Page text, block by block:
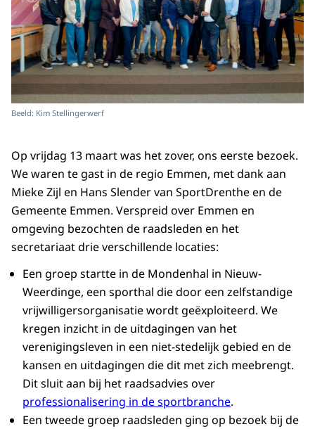
Beeld: Kim Stellingerwerf
Op vrijdag 13 maart was het zover, ons eerste bezoek.
We waren te gast in de regio Emmen, met dank aan
Mieke Zijl en Hans Slender van SportDrenthe en de
Gemeente Emmen. Verspreid over Emmen en
omgeving bezochten de raadsleden en het
secretariaat drie verschillende locaties:
Een groep startte in de Mondenhal in Nieuw-
Weerdinge, een sporthal die door een zelfstandige
vrijwilligersorganisatie wordt geëxploiteerd. We
kregen inzicht in de uitdagingen van het
verenigingsleven in een niet-stedelijk gebied en de
kansen en uitdagingen die dit met zich meebrengt.
Dit sluit aan bij het raadsadvies over
professionalisering in de sportbranche.
Een tweede groep raadsleden ging op bezoek bij de